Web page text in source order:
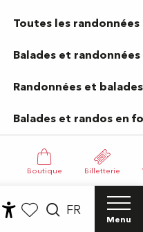
Menu
Toutes les randonnées
Balades et
Randonnées et
Balades et randos en
Boutique Billetterie
FR
ici !
Tourisme 2024
Gestion des cookies
: Non-conforme